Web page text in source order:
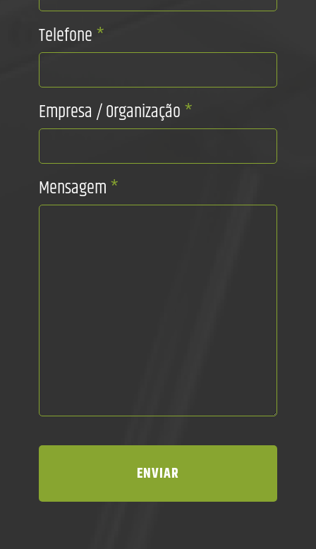
Telefone*
Empresa / Organização*
Mensagem*